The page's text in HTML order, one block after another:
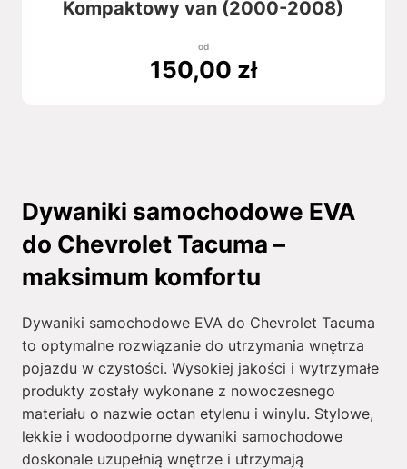
Kompaktowy van (2000-2008)
od
150,00 zł
Dywaniki samochodowe EVA
do Chevrolet Tacuma –
maksimum komfortu
Dywaniki samochodowe EVA do Chevrolet Tacuma
to optymalne rozwiązanie do utrzymania wnętrza
pojazdu w czystości. Wysokiej jakości i wytrzymałe
produkty zostały wykonane z nowoczesnego
materiału o nazwie octan etylenu i winylu. Stylowe,
lekkie i wodoodporne dywaniki samochodowe
doskonale uzupełnią wnętrze i utrzymają